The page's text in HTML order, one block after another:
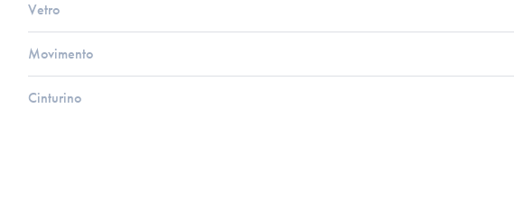
Vetro
Movimento
Cinturino